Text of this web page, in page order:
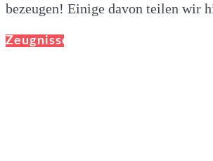
bezeugen! Einige davon teilen wir
Zeugnisse